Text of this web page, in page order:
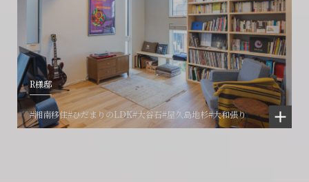
R様邸
#湘南移住#ひだまりのLDK#大谷石#屋久島地杉#大和張り